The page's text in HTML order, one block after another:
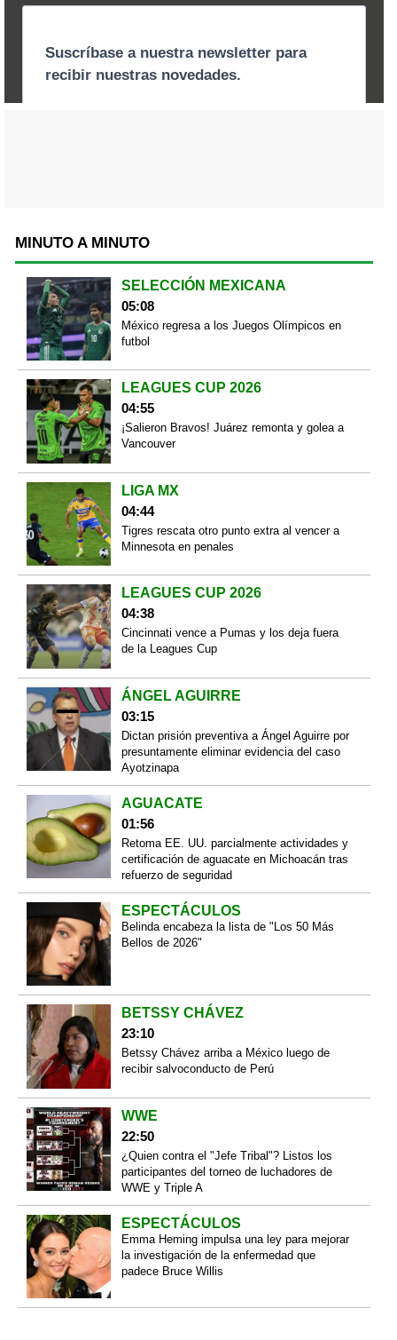
MINUTO A MINUTO
SELECCIÓN MEXICANA
05:08
México regresa a los Juegos Olímpicos en
futbol
LEAGUES CUP 2026
04:55
¡Salieron Bravos! Juárez remonta y golea a
Vancouver
LIGA MX
04:44
Tigres rescata otro punto extra al vencer a
Minnesota en penales
LEAGUES CUP 2026
04:38
Cincinnati vence a Pumas y los deja fuera
de la Leagues Cup
ÁNGEL AGUIRRE
03:15
Dictan prisión preventiva a Ángel Aguirre por
presuntamente eliminar evidencia del caso
Ayotzinapa
AGUACATE
01:56
Retoma EE. UU. parcialmente actividades y
certificación de aguacate en Michoacán tras
refuerzo de seguridad
ESPECTÁCULOS
Belinda encabeza la lista de "Los 50 Más
Bellos de 2026"
BETSSY CHÁVEZ
23:10
Betssy Chávez arriba a México luego de
recibir salvoconducto de Perú
WWE
22:50
¿Quien contra el "Jefe Tribal"? Listos los
participantes del torneo de luchadores de
WWE y Triple A
ESPECTÁCULOS
Emma Heming impulsa una ley para mejorar
la investigación de la enfermedad que
padece Bruce Willis